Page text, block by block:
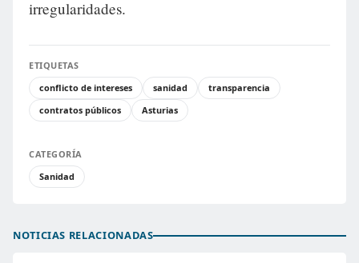
irregularidades.
ETIQUETAS
conflicto de intereses
sanidad
transparencia
contratos públicos
Asturias
CATEGORÍA
Sanidad
NOTICIAS RELACIONADAS